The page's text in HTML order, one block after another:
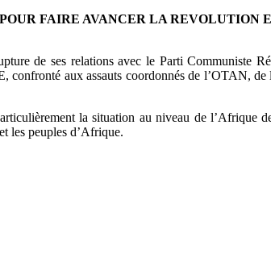
FAIRE AVANCER LA REVOLUTION
de ses relations avec le Parti Communiste
aux assauts coordonnés de l’OTAN, de
la situation au niveau de l’Afrique
les peuples d’Afrique.